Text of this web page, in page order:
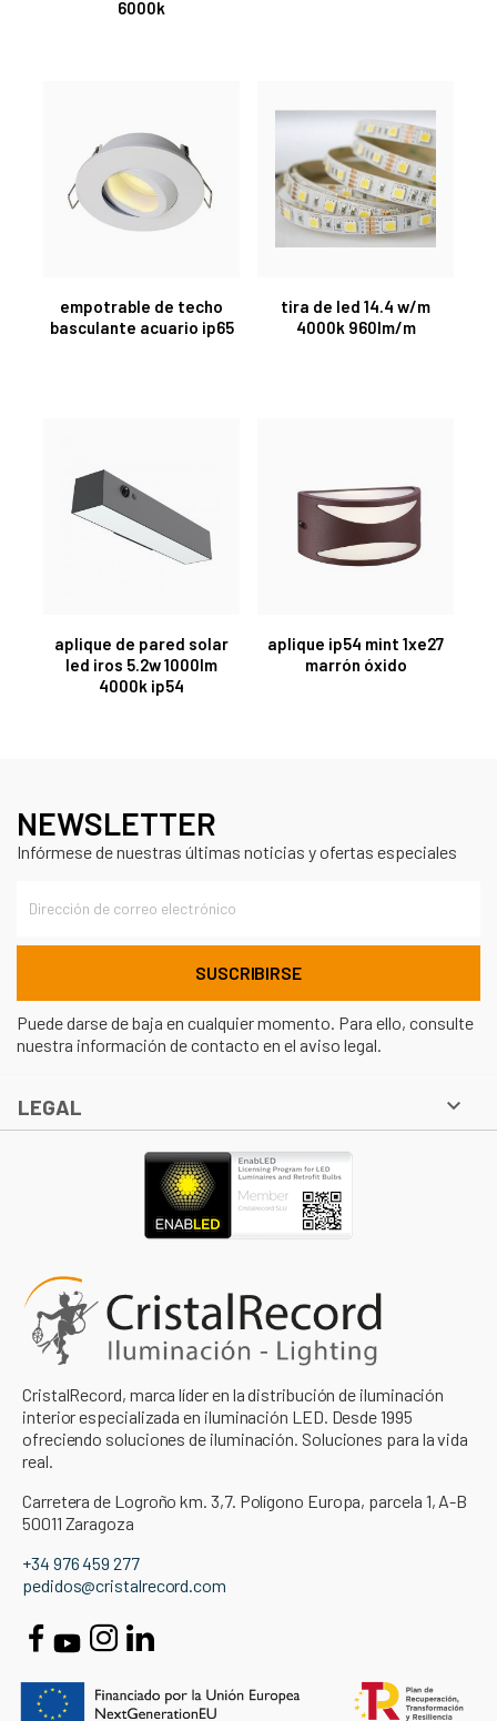
6000k
empotrable de techo
basculante acuario ip65
tira de led 14.4 w/m
4000k 960lm/m
aplique de pared solar
led iros 5.2w 1000lm
4000k ip54
aplique ip54 mint 1xe27
marrón óxido
NEWSLETTER
Infórmese de nuestras últimas noticias y ofertas especiales
Puede darse de baja en cualquier momento. Para ello, consulte
nuestra información de contacto en el aviso legal.
LEGAL 
CristalRecord, marca líder en la distribución de iluminación
interior especializada en iluminación LED. Desde 1995
ofreciendo soluciones de iluminación. Soluciones para la vida
real.
Carretera de Logroño km. 3,7. Polígono Europa, parcela 1, A-B
50011 Zaragoza
+34 976 459 277
pedidos@cristalrecord.com